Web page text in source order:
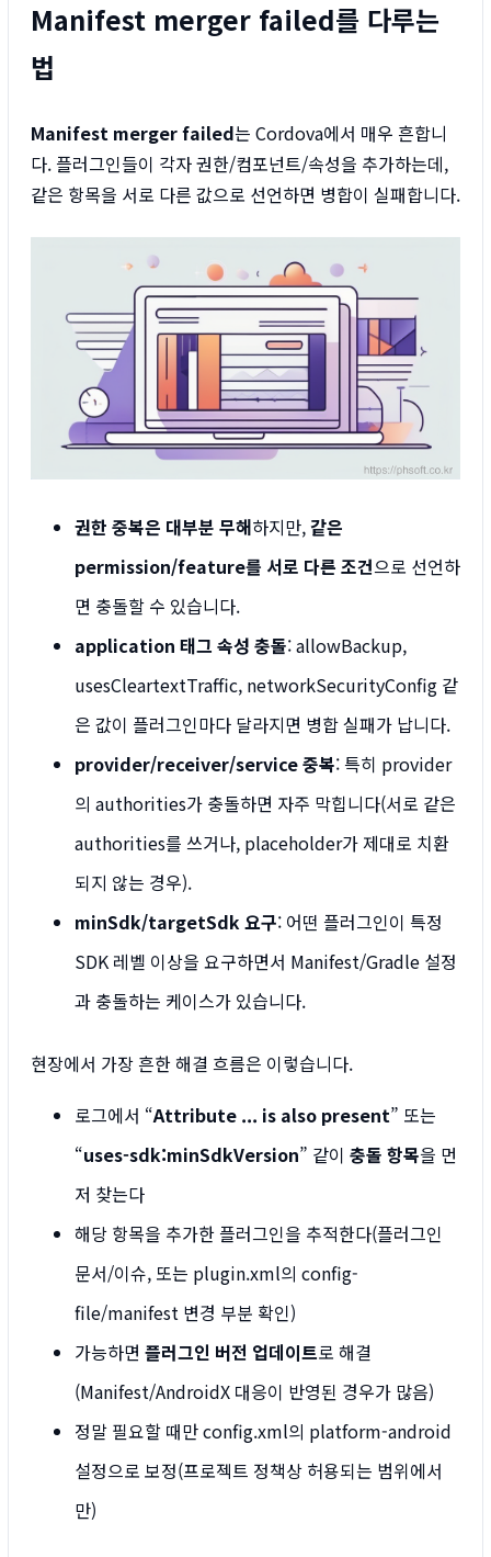
Manifest merger failed를 다루는
법
Manifest merger failed는 Cordova에서 매우 흔합니
다. 플러그인들이 각자 권한/컴포넌트/속성을 추가하는데,
같은 항목을 서로 다른 값으로 선언하면 병합이 실패합니다.
권한 중복은 대부분 무해하지만,같은
permission/feature를 서로 다른 조건으로 선언하
면 충돌할 수 있습니다.
application 태그 속성 충돌: allowBackup,
usesCleartextTraffic, networkSecurityConfig 같
은 값이 플러그인마다 달라지면 병합 실패가 납니다.
provider/receiver/service 중복: 특히 provider
의 authorities가 충돌하면 자주 막힙니다(서로 같은
authorities를 쓰거나, placeholder가 제대로 치환
되지 않는 경우).
minSdk/targetSdk 요구: 어떤 플러그인이 특정
SDK 레벨 이상을 요구하면서 Manifest/Gradle 설정
과 충돌하는 케이스가 있습니다.
현장에서 가장 흔한 해결 흐름은 이렇습니다.
로그에서 “Attribute ... is also present” 또는
“uses-sdk:minSdkVersion” 같이 충돌 항목을 먼
저 찾는다
해당 항목을 추가한 플러그인을 추적한다(플러그인
문서/이슈, 또는 plugin.xml의 config-
file/manifest 변경 부분 확인)
가능하면 플러그인 버전 업데이트로 해결
(Manifest/AndroidX 대응이 반영된 경우가 많음)
정말 필요할 때만 config.xml의 platform-android
설정으로 보정(프로젝트 정책상 허용되는 범위에서
만)